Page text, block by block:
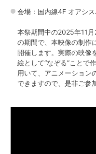
会場：国内線4F オアシス
本祭期間中の2025年11月
の期間で、本映像の制作
開催します。実際の映像
絵として“なぞる”ことで
用いて、アニメーション
できますので、是非ご参